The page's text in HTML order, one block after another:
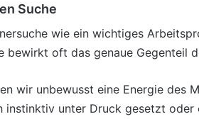
Suche
wie ein wichtiges
bewirkt oft das genaue Gegenteil
wir unbewusst eine Energie des
instinktiv unter Druck gesetzt